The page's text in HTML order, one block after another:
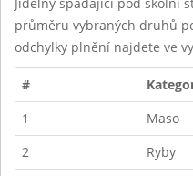
průměru vybraných druhů
odchylky plnění najdete ve
#
1
Maso
2
Ryby